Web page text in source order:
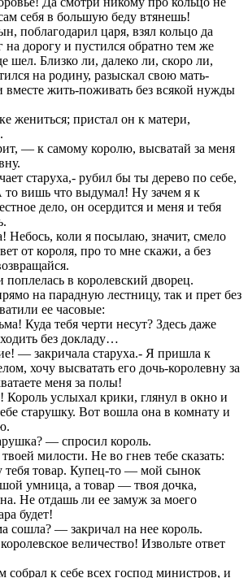
себя в большую беду втянешь!
поблагодарил царя, взял кольцо да
дорогу и пустился обратно тем же
шел. Близко ли, далеко ли, скоро ли,
на родину, разыскал свою мать-
вместе жить-поживать без всякой нужды
жениться; пристал он к матери,
— к самому королю, высватай за меня
старуха,- рубил бы ты дерево по себе,
вишь что выдумал! Ну зачем я к
дело, он осердится и меня и тебя
коли я посылаю, значит, смело
от короля, про то мне скажи, а без
поплелась в королевский дворец.
на парадную лестницу, так и прет без
ее часовые:
Куда тебя черти несут? Здесь даже
без докладу…
— закричала старуха.- Я пришла к
хочу высватать его дочь-королевну за
меня за полы!
услыхал крики, глянул в окно и
старушку. Вот вошла она в комнату и
— спросил король.
милости. Не во гнев тебе сказать:
тебя товар. Купец-то — мой сынок
умница, а товар — твоя дочка,
Не отдашь ли ее замуж за моего
будет!
— закричал на нее король.
величество! Извольте ответ
собрал к себе всех господ министров, и